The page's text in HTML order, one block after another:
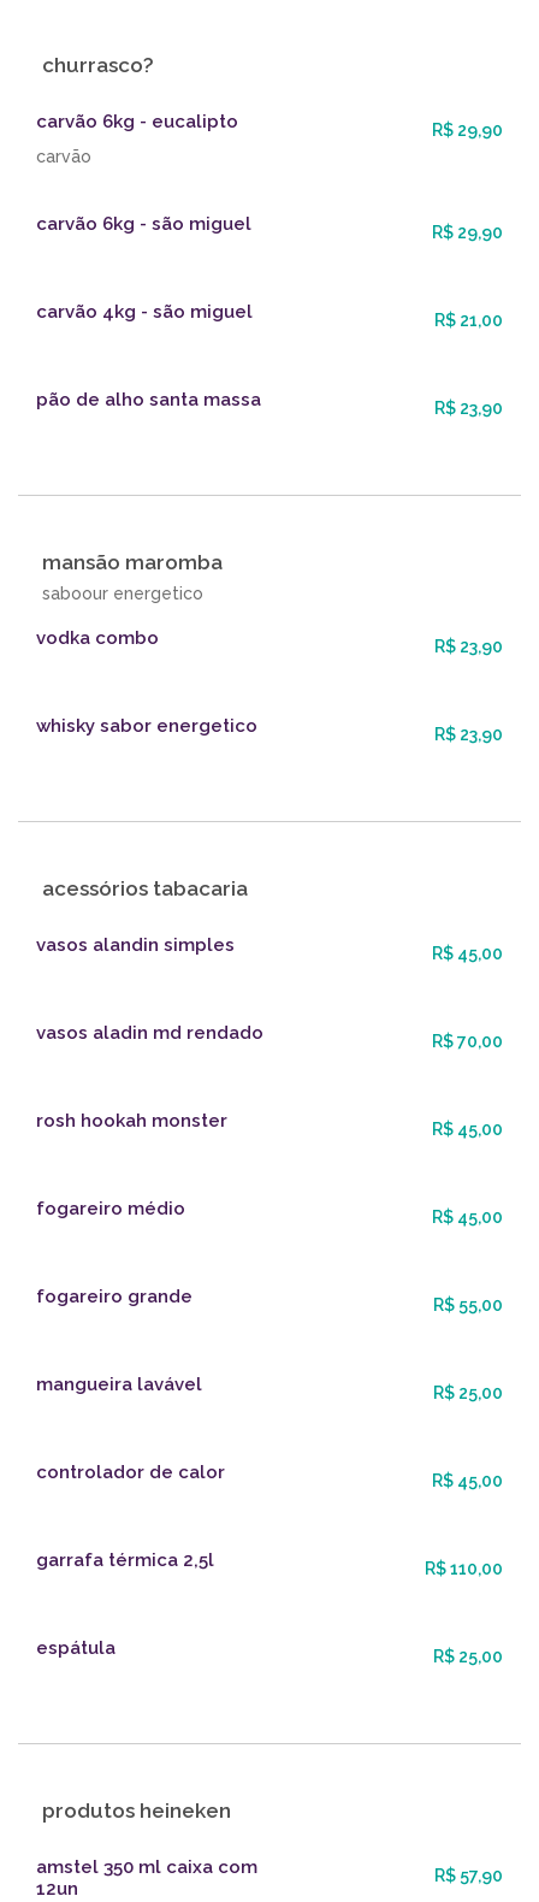
churrasco?
carvão 6kg - eucalipto
R$ 29,90
carvão
carvão 6kg - são miguel R$ 29,90
carvão 4kg - são miguel R$ 21,00
pão de alho santa massa R$ 23,90
mansão maromba
saboour energetico
vodka combo R$ 23,90
whisky sabor energetico R$ 23,90
acessórios tabacaria
vasos alandin simples R$ 45,00
vasos aladin md rendado R$ 70,00
rosh hookah monster R$ 45,00
fogareiro médio R$ 45,00
fogareiro grande R$ 55,00
mangueira lavável R$ 25,00
controlador de calor R$ 45,00
garrafa térmica 2,5l R$ 110,00
espátula R$ 25,00
produtos heineken
amstel 350 ml caixa com
12un
R$ 57,90